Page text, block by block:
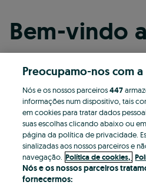
Bem-vindo
Continuar
Continuar
Continuar
Preocupamo-nos com
Nós e os nossos parceiros447
informações num dispositivo, tais
em cookies para tratar dados
suas escolhas clicando abaixo ou
página da política de privacidade.
sinalizadas aos nossos parceiros e
navegação. Política de cookies,
Nós e os nossos parceiros
fornecermos: